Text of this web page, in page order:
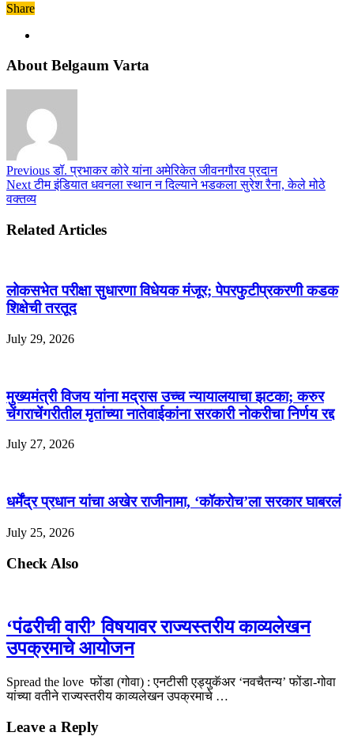
Share
About Belgaum Varta
Previousडॉ. प्रभाकर कोरे यांना अमेरिकेत जीवनगौरव प्रदान
Nextटीम इंडियात धवनला स्थान न दिल्याने भडकला सुरेश रैना, केले मोठे
वक्तव्य
Related Articles
लोकसभेत परीक्षा सुधारणा विधेयक मंजूर; पेपरफुटीप्रकरणी कडक
शिक्षेची तरतूद
July 29, 2026
मुख्यमंत्री विजय यांना मद्रास उच्च न्यायालयाचा झटका; करुर
चेंगराचेंगरीतील मृतांच्या नातेवाईकांना सरकारी नोकरीचा निर्णय रद्द
July 27, 2026
धर्मेंद्र प्रधान यांचा अखेर राजीनामा, ‘कॉकरोच’ला सरकार घाबरलं
July 25, 2026
Check Also
‘पंढरीची वारी’ विषयावर राज्यस्तरीय काव्यलेखन
उपक्रमाचे आयोजन
Spread the love फोंडा (गोवा) : एनटीसी एड्युकॅअर ‘नवचैतन्य’ फोंडा-गोवा
यांच्या वतीने राज्यस्तरीय काव्यलेखन उपक्रमाचे …
Leave a Reply